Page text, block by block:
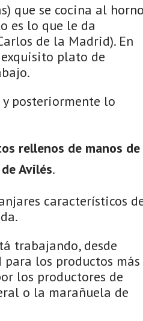
que se cocina al horno
es lo que le da
de la Madrid). En
plato de
posteriormente lo
rellenos de manos de
Avilés.
característicos
trabajando, desde
los productos más
los productores de
o la marañuela de